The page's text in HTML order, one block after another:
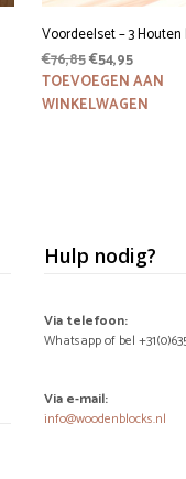
Voordeelset – 3
€76,85Oorspronkelijke
prijs
was:
€54,95Huidige
prijs
is:
TOEVOEGEN AAN
WINKELWAGEN
Hulp nodig?
Via telefoon:
Whatsapp of bel
Via e-mail:
info@woodenblocks.nl